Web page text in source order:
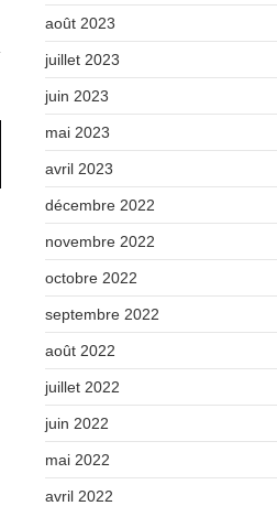
août 2023
juillet 2023
juin 2023
mai 2023
avril 2023
décembre 2022
novembre 2022
octobre 2022
septembre 2022
août 2022
juillet 2022
juin 2022
mai 2022
avril 2022